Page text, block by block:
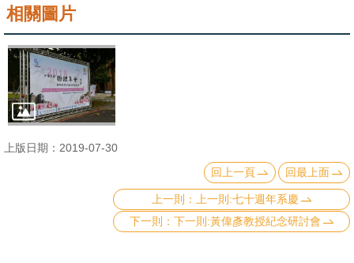
相關圖片
上版日期：2019-07-30
回上一頁
回最上面
上一則:七十週年系慶
下一則:黃偉彥教授紀念研討會